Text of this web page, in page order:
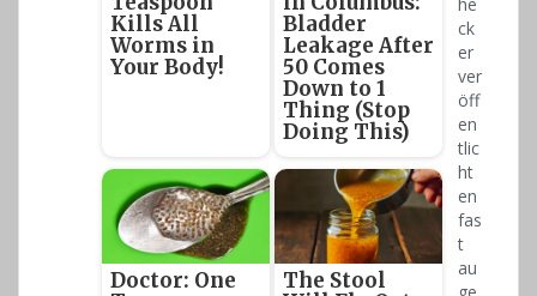
Kills All
Worms in
Your Body!
Bladder
Leakage After
50 Comes
Down to 1
Thing (Stop
Doing This)
Doctor: One
The Stool
ck
er
ver
öff
en
tlic
ht
en
fas
t
au